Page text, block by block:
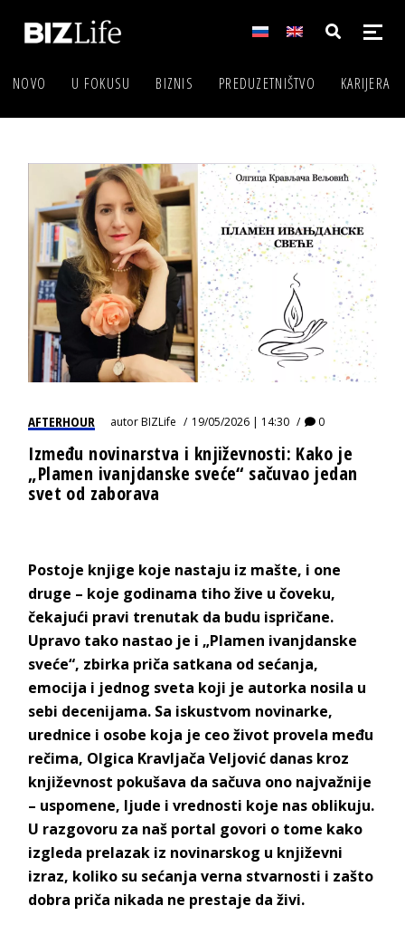
NOVO U FOKUSU BIZNIS PREDUZETNIŠTVO KARIJERA
AFTERHOUR autorBIZLife 19/05/2026 | 14:30 0
Između novinarstva i književnosti: Kako je
„Plamen ivanjdanske sveće“ sačuvao jedan
svet od zaborava
Postoje knjige koje nastaju iz mašte, i one
druge – koje godinama tiho žive u čoveku,
čekajući pravi trenutak da budu ispričane.
Upravo tako nastao je i „Plamen ivanjdanske
sveće“, zbirka priča satkana od sećanja,
emocija i jednog sveta koji je autorka nosila u
sebi decenijama. Sa iskustvom novinarke,
urednice i osobe koja je ceo život provela među
rečima, Olgica Kravljača Veljović danas kroz
književnost pokušava da sačuva ono najvažnije
– uspomene, ljude i vrednosti koje nas oblikuju.
U razgovoru za naš portal govori o tome kako
izgleda prelazak iz novinarskog u književni
izraz, koliko su sećanja verna stvarnosti i zašto
dobra priča nikada ne prestaje da živi.